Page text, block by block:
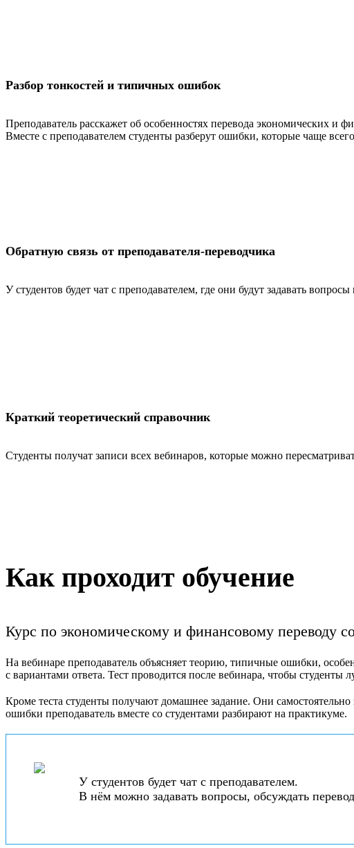
Разбор тонкостей и типичных ошибок
Преподаватель расскажет об особенностях перевода экономических
Вместе с преподавателем студенты разберут ошибки, которые чаще
Обратную связь от преподавателя-переводчика
У студентов будет чат с преподавателем, где они будут задавать
Краткий теоретический справочник
Студенты получат записи всех вебинаров, которые можно
Как проходит обучение
Курс по экономическому и финансовому переводу
На вебинаре преподаватель объясняет теорию, типичные ошибки,
с вариантами ответа. Тест проводится после вебинара, чтобы студенты
Кроме теста студенты получают домашнее задание. Они
ошибки преподаватель вместе со студентами разбирают на практикуме.
У студентов будет чат с преподавателем.
В нём можно задавать вопросы, обсуждать